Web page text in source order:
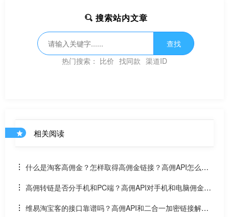
搜索站内文章
查找
热门搜索： 比价 找同款 渠道ID
相关阅读
什么是淘客高佣金？怎样取得高佣金链接？高佣API怎么
用？高佣转链是否分手机和PC端？高佣API对手机和电脑佣金不
同是否取最高佣？
维易淘宝客的接口靠谱吗？高佣API和二合一加密链接解